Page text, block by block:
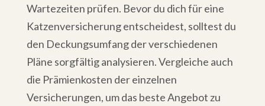
Wartezeiten prüfen. Bevor du dich für eine
Katzenversicherung entscheidest, solltest du
den Deckungsumfang der verschiedenen
Pläne sorgfältig analysieren. Vergleiche auch
die Prämienkosten der einzelnen
Versicherungen, um das beste Angebot zu